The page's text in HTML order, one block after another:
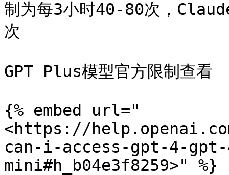
制为每3小时40-80次，
次
GPT Plus模型官方限制查看
{% embed url="
<https://
can-i-access-gpt-4-
mini#h_b04e3f8259>" %}